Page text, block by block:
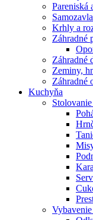
Pareniská
Krhly a
Záhradné
Záhradné
Zeminy,
Záhradné
Kuchyňa